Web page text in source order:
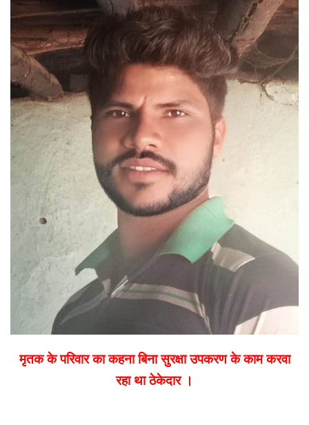
email
मृतक के परिवार का कहना बिना सुरक्षा उपकरण के काम करवा
रहा था ठेकेदार ।